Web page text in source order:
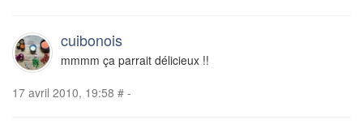
cuibonois
mmmm ça parrait délicieux !!
17 avril 2010, 19:58 # -